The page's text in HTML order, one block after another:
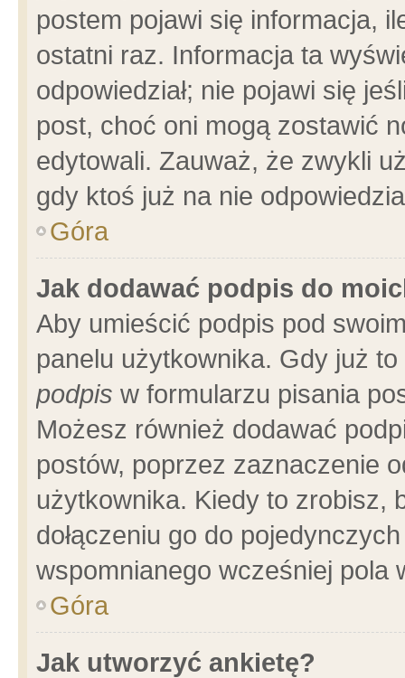
postem pojawi się informacja,
ostatni raz. Informacja ta
odpowiedział; nie pojawi się
post, choć oni mogą zostawić
edytowali. Zauważ, że zwykli
gdy ktoś już na nie
Góra
Jak dodawać podpis do
Aby umieścić podpis pod
panelu użytkownika. Gdy już
podpis w formularzu pisania
Możesz również dodawać
postów, poprzez zaznaczenie
użytkownika. Kiedy to zrobisz,
dołączeniu go do
wspomnianego wcześniej pola
Góra
Jak utworzyć ankietę?